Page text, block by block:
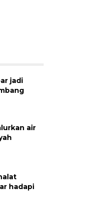
jadi
air
hadapi